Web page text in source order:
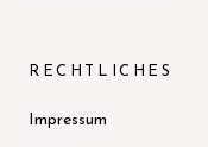
RECHTLICHES
Impressum